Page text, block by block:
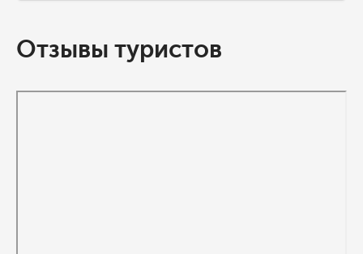
Отзывы туристов